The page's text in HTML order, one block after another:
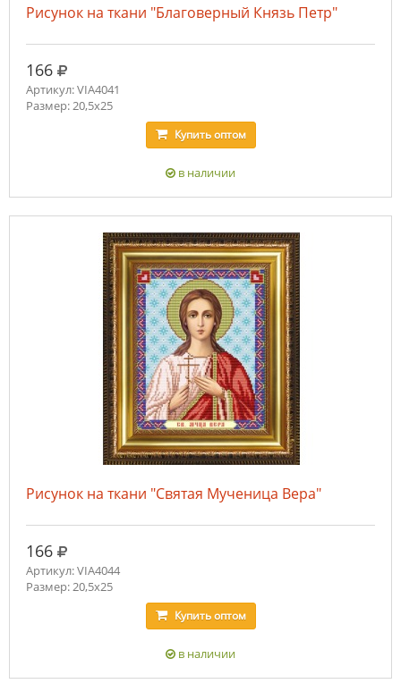
Рисунок на ткани "Благоверный Князь Петр"
166 руб.
Артикул: VIA4041
Размер: 20,5х25
Купитьоптом
в наличии
Рисунок на ткани "Святая Мученица Вера"
166 руб.
Артикул: VIA4044
Размер: 20,5х25
Купитьоптом
в наличии